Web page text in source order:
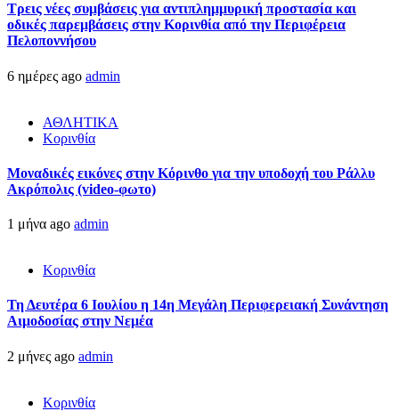
Τρεις νέες συμβάσεις για αντιπλημμυρική προστασία και
οδικές παρεμβάσεις στην Κορινθία από την Περιφέρεια
Πελοποννήσου
6 ημέρες ago admin
ΑΘΛΗΤΙΚΑ
Κορινθία
Μοναδικές εικόνες στην Κόρινθο για την υποδοχή του Ράλλυ
Ακρόπολις (video-φωτο)
1 μήνα ago admin
Κορινθία
Τη Δευτέρα 6 Ιουλίου η 14η Μεγάλη Περιφερειακή Συνάντηση
Αιμοδοσίας στην Νεμέα
2 μήνες ago admin
Κορινθία